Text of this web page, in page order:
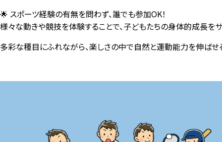
🌟 スポーツ経験の有無を問わず、誰でも参加OK！
様々な動きや競技を体験することで、子どもたちの身体的成長を
多彩な種目にふれながら、楽しさの中で自然と運動能力を伸ばせ